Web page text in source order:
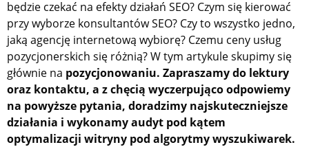
będzie czekać na efekty działań SEO? Czym się kierować
przy wyborze konsultantów SEO? Czy to wszystko jedno,
jaką agencję internetową wybiorę? Czemu ceny usług
pozycjonerskich się różnią? W tym artykule skupimy się
głównie na pozycjonowaniu. Zapraszamy do lektury
oraz kontaktu, a z chęcią wyczerpująco odpowiemy
na powyższe pytania, doradzimy najskuteczniejsze
działania i wykonamy audyt pod kątem
optymalizacji witryny pod algorytmy wyszukiwarek.